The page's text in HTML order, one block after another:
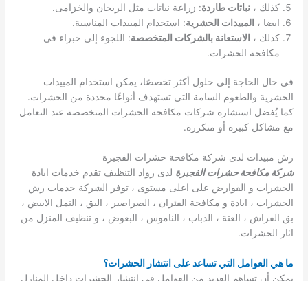
كذلك ،نباتات طاردة: زراعة نباتات مثل الريحان والخزامى.
ايضا ، المبيدات الحشرية: استخدام المبيدات المناسبة.
كذلك ،
الاستعانة بالشركات المتخصصة: اللجوء إلى خبراء في
مكافحة الحشرات.
في حال الحاجة إلى حلول أكثر تخصصًا، يمكن استخدام المبيدات
الحشرية والطعوم السامة التي تستهدف أنواعًا محددة من الحشرات.
كما يُفضل استشارة شركات مكافحة الحشرات المتخصصة عند التعامل
مع مشاكل كبيرة أو متكررة.
رش مبيدات لدى شركة مكافحة حشرات الفجيرة
شركة مكافحة حشرات الفجيرة لدى رواد التنظيف تقدم خدمات ابادة
الحشرات و القوارض على اعلى مستوى ، توفر الشركة خدمات رش
الحشرات ، ابادة و مكافحة الفئران ، الصراصير ، البق ، النمل الابيض ،
بق الفراش ، العتة ، الذباب ، الناموس ، البعوض ، و تنظيف المنزل من
اثار الحشرات.
ما هي العوامل التي تساعد على انتشار الحشرات؟
يمكن أن تساهم العديد من العوامل في انتشار الحشرات داخل المنازل